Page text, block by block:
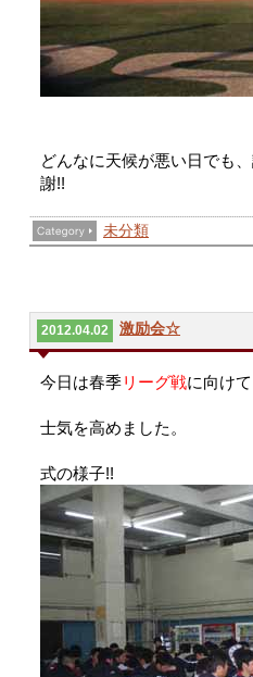
どんなに天候が悪い日でも
謝!!
未分類
2012.04.02 激励会☆
今日は春季リーグ戦に向け
士気を高めました。
式の様子!!